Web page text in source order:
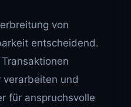
von
entscheidend.
und
für anspruchsvolle